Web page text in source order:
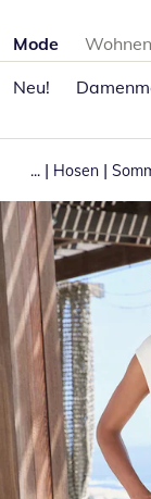
Mode Wohnen
Neu!
... | Hosen |